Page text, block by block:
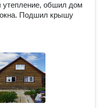
утепление, обшил дом
окна. Подшил крышу